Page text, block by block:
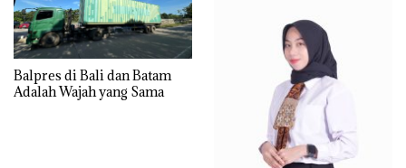
Balpres di Bali dan Batam
Adalah Wajah yang Sama